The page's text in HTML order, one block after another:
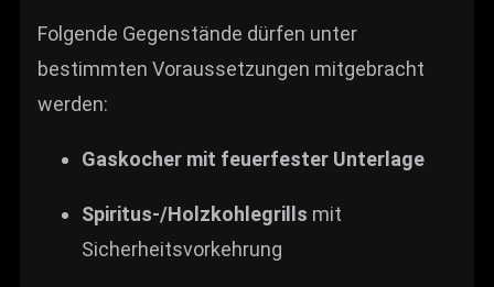
Folgende Gegenstände dürfen unter
bestimmten Voraussetzungen mitgebracht
werden:
Gaskocher mit feuerfester Unterlage
Spiritus-/Holzkohlegrills mit
Sicherheitsvorkehrung